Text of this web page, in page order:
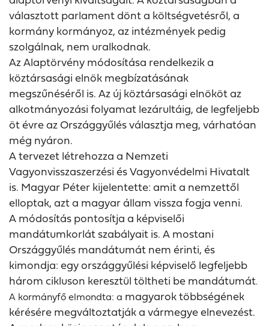
választott parlament dönt a költségvetésről, a
kormány kormányoz, az intézmények pedig
szolgálnak, nem uralkodnak.
Az Alaptörvény módosítása rendelkezik a
köztársasági elnök megbízatásának
megszűnéséről is. Az új köztársasági elnököt az
alkotmányozási folyamat lezárultáig, de legfeljebb
öt évre az Országgyűlés választja meg, várhatóan
még nyáron.
A tervezet létrehozza a Nemzeti
Vagyonvisszaszerzési és Vagyonvédelmi Hivatalt
is. Magyar Péter kijelentette: amit a nemzettől
elloptak, azt a magyar állam vissza fogja venni.
A módosítás pontosítja a képviselői
mandátumkorlát szabályait is. A mostani
Országgyűlés mandátumát nem érinti, és
kimondja: egy országgyűlési képviselő legfeljebb
három cikluson keresztül töltheti be mandátumát.
A kormányfő elmondta: a magyarok többségének
kérésére megváltoztatják a vármegye elnevezést.